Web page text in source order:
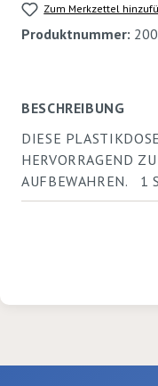
Zum Merkzettel
Produktnummer:
BESCHREIBUNG
DIESE
HERVORRAGEND
AUFBEWAHREN. 1